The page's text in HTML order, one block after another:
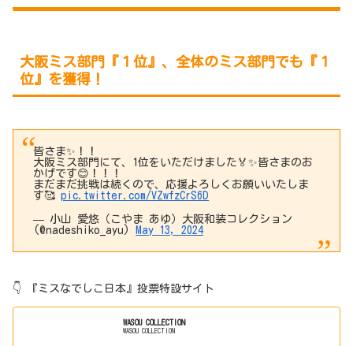
大阪ミス部門『１位』、全体のミス部門でも『１
位』を獲得！
皆さま✨️！！
大阪ミス部門にて、1位をいただけました🏅✨️皆さまのお
かげです😊！！！
まだまだ挑戦は続くので、応援よろしくお願いいたしま
す🥰pic.twitter.com/VZwfzCrS6D
— 小山 愛悠（こやま あゆ）大阪和装コレクション
(@nadeshiko_ayu)
May 13, 2024
👇 『ミスなでしこ日本』投票特設サイト
WASOU COLLECTION
WASOU COLLECTION